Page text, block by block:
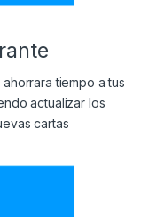
tiempo a tus
actualizar los
cartas